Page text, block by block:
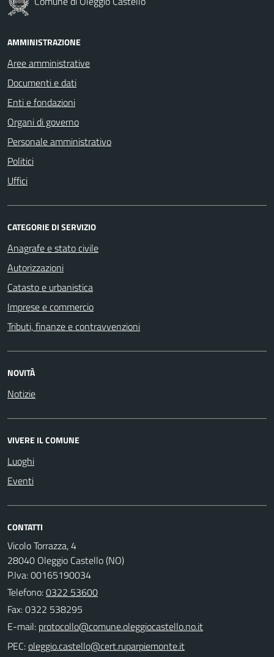
AMMINISTRAZIONE
Aree amministrative
Documenti e dati
Enti e fondazioni
Organi di governo
Personale amministrativo
Politici
Uffici
CATEGORIE DI SERVIZIO
Anagrafe e stato civile
Autorizzazioni
Catasto e urbanistica
Imprese e commercio
Tributi, finanze e contravvenzioni
NOVITÀ
Notizie
VIVERE IL COMUNE
Luoghi
Eventi
CONTATTI
Vicolo Torrazza, 4
28040 Oleggio Castello (NO)
P.Iva: 00165190034
Telefono:0322 53600
Fax: 0322 538295
E-mail:
PEC: